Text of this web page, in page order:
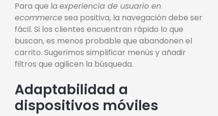
Para que la experiencia de usuario en
ecommercesea positiva, la navegación debe ser
fácil. Si los clientes encuentran rápido lo que
buscan, es menos probable que abandonen el
carrito. Sugerimos simplificar menús y añadir
filtros que agilicen la búsqueda.
Adaptabilidad a
dispositivos móviles